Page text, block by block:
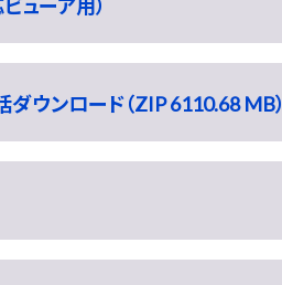
ューア用）
ウンロード（ZIP 6110.68 MB）